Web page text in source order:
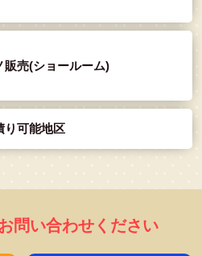
販売(ショールーム)
り可能地区
問い合わせください